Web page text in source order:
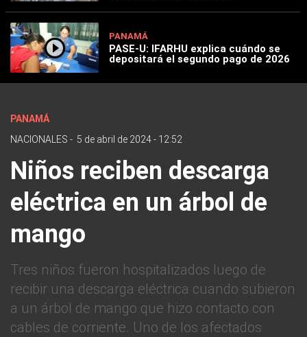
PANAMÁ
PASE-U: IFARHU explica cuándo se
depositará el segundo pago de 2026
PANAMÁ
NACIONALES - 5 de abril de 2024 - 12:52
Niños reciben descarga
eléctrica en un árbol de
mango
Tres niños fueron hospitalizados luego de
recibir una descarga eléctrica cuando subieron
a un árbol de mango que hizo contacto con
cables de corriente. Uno de los afectados